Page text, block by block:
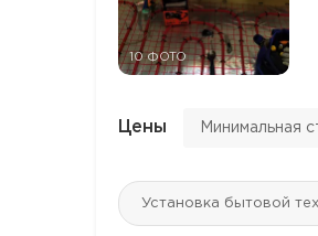
10 ФОТО
Цены Минимальная
Установка бытовой